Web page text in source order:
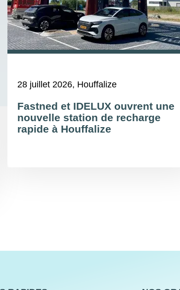
28 juillet 2026, Houffalize
Fastned et IDELUX ouvrent une
nouvelle station de recharge
rapide à Houffalize